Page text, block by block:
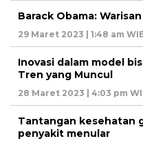
Barack Obama:
29 Maret 2023 | 1:48 am
Inovasi dalam model
Tren yang Muncul
28 Maret 2023 | 4:03 pm
Tantangan kesehatan
penyakit menular